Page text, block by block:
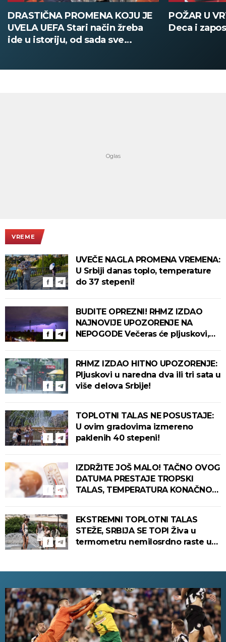
POŽAR U VRTIĆU NA VOŽDOVCU
Deca i zaposleni evakuisani
SINIŠA
DOBIO
VREME
UVEČE NAGLA PROMENA VREMENA:
U Srbiji danas toplo, temperature
do 37 stepeni!
BUDITE OPREZNI! RHMZ IZDAO
NAJNOVIJE UPOZORENJE NA
NEPOGODE Večeras će pljuskovi,
RHMZ IZDAO HITNO UPOZORENJE:
Pljuskovi u naredna dva ili tri sata u
više delova Srbije!
TOPLOTNI TALAS NE POSUSTAJE:
U ovim gradovima izmereno
paklenih 40 stepeni!
IZDRŽITE JOŠ MALO! TAČNO OVOG
DATUMA PRESTAJE TROPSKI
TALAS, TEMPERATURA KONAČNO
EKSTREMNI TOPLOTNI TALAS
STEŽE, SRBIJA SE TOPI Živa u
termometru nemilosrdno raste u